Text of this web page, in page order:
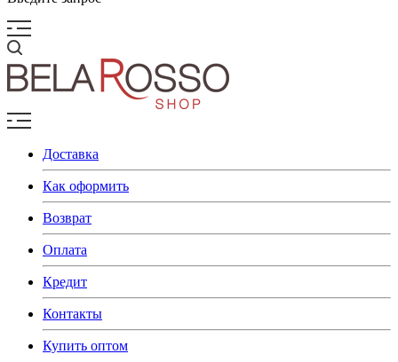
Доставка
Как оформить
Возврат
Оплата
Кредит
Контакты
Купить оптом